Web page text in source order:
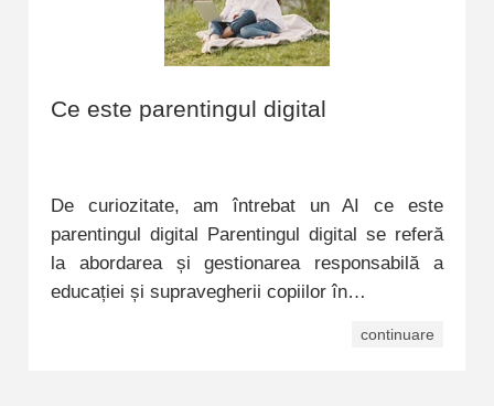
Ce este parentingul digital
De curiozitate, am întrebat un AI ce este
parentingul digital Parentingul digital se referă
la abordarea și gestionarea responsabilă a
educației și supravegherii copiilor în…
continuare